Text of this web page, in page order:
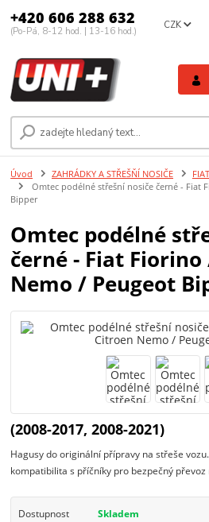
CZK
+420 606 288 632
(Po-Pá, 8-12 hod. | 13-16 hod.)
Úvod ZAHRÁDKY A STŘEŠŇÍ NOSIČE FIAT
Omtec podélné střešní nosiče černé - Fiat
Bipper
Omtec podélné
černé - Fiat
Nemo / Peugeot
(2008-2017, 2008-2021)
Hagusy do originální přípravy na střeše
kompatibilita s příčníky pro bezpečný
Dostupnost Skladem